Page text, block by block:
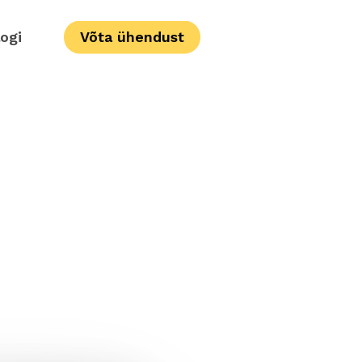
Võta ühendust